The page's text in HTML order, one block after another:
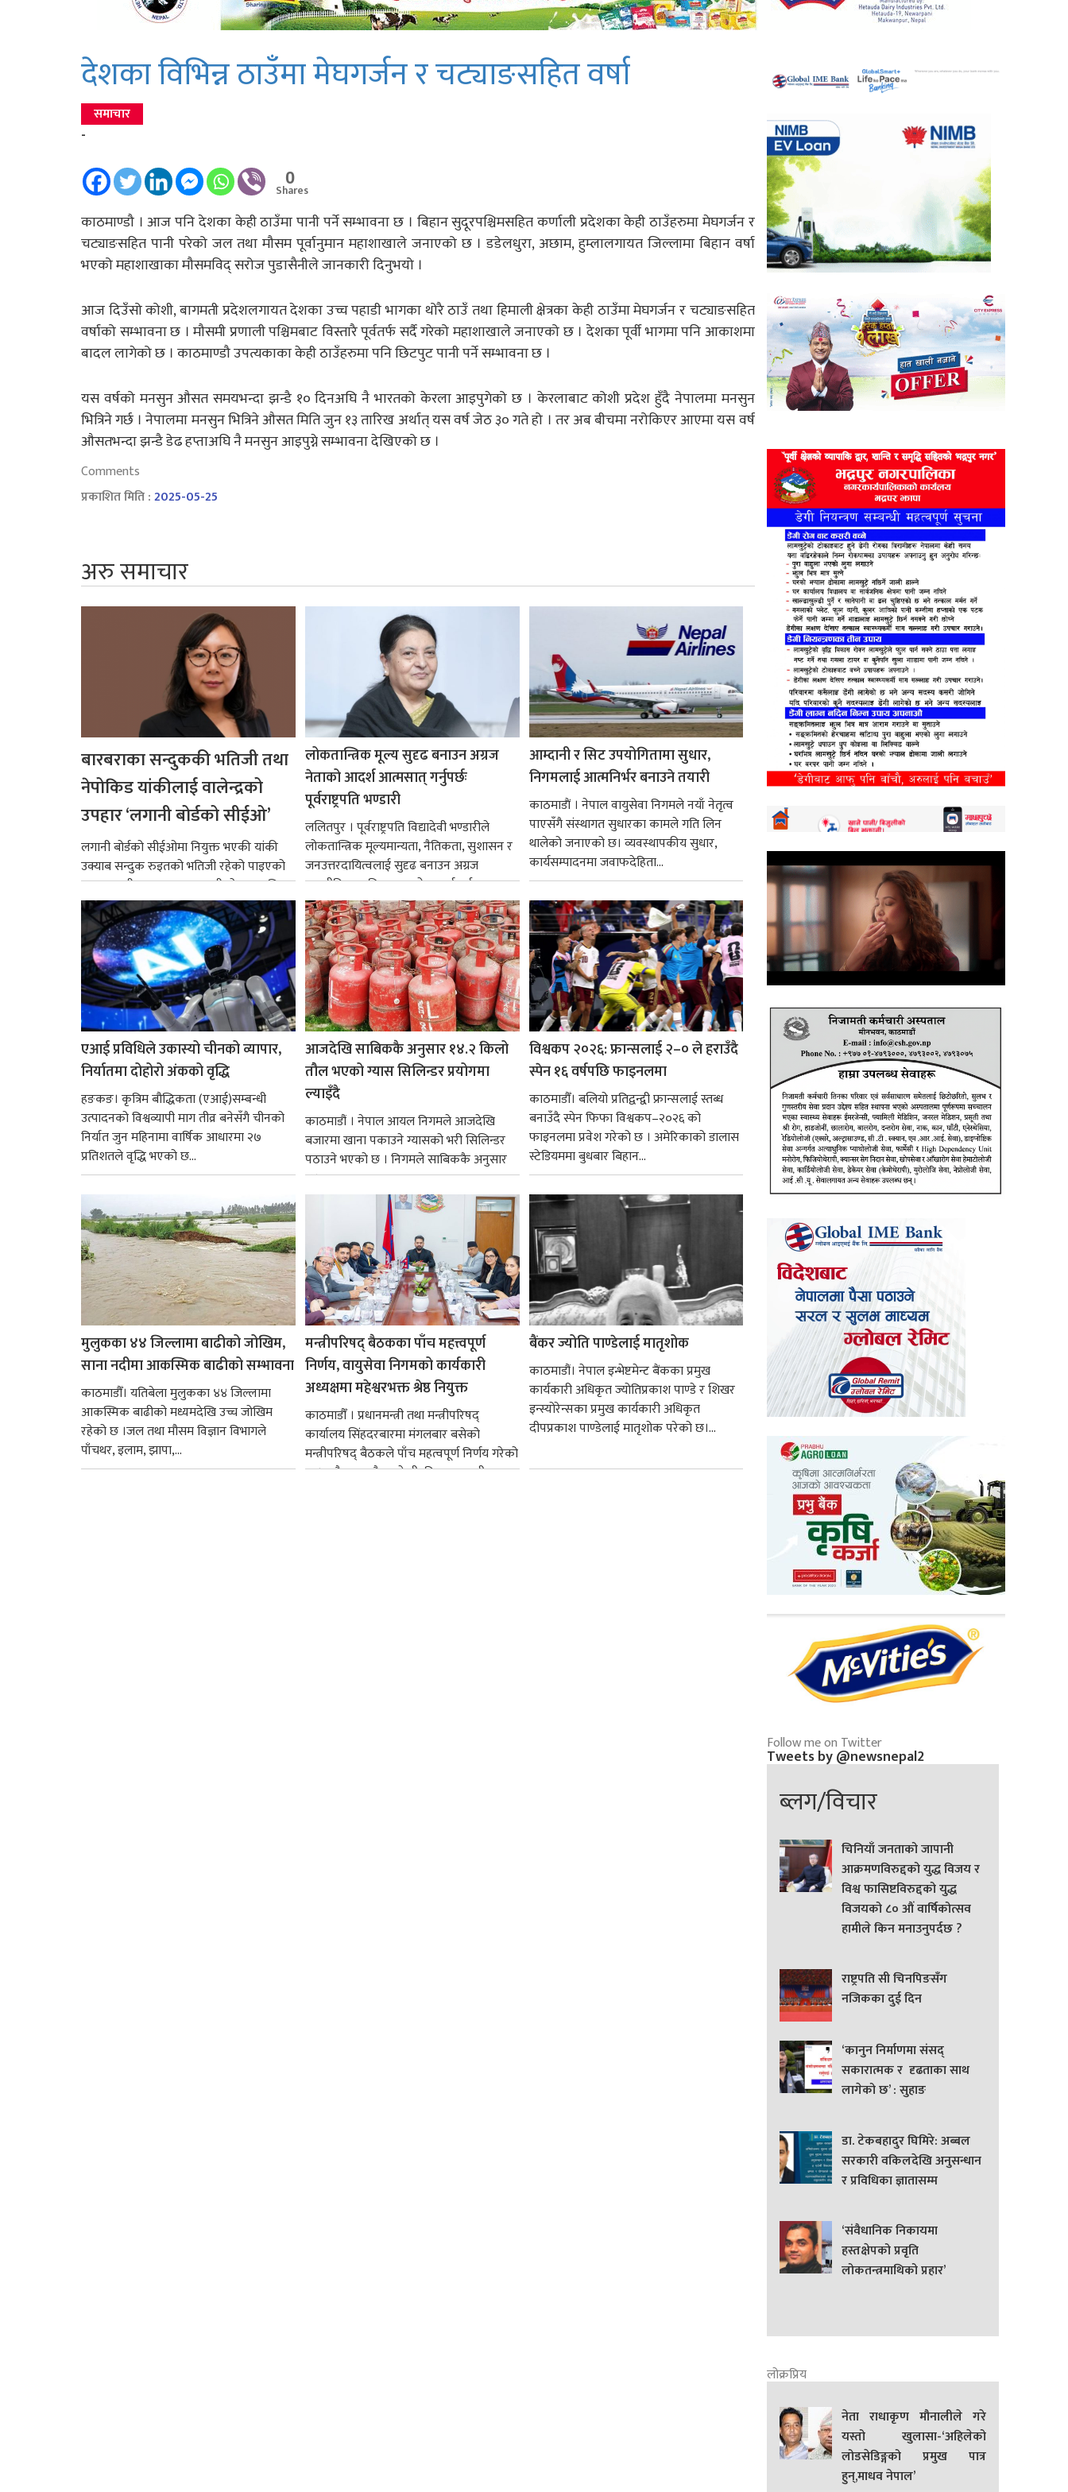
देशका विभिन्न ठाउँमा मेघगर्जन र चट्याङसहित वर्षा
समाचार
-
0
Shares
काठमाण्डौ । आज पनि देशका केही ठाउँमा पानी पर्ने सम्भावना छ । बिहान सुदूरपश्चिमसहित कर्णाली प्रदेशका केही ठाउँहरुमा मेघगर्जन र
चट्याङसहित पानी परेको जल तथा मौसम पूर्वानुमान महाशाखाले जनाएको छ । डडेलधुरा, अछाम, हुम्लालगायत जिल्लामा बिहान वर्षा
भएको महाशाखाका मौसमविद् सरोज पुडासैनीले जानकारी दिनुभयो ।
आज दिउँसो कोशी, बागमती प्रदेशलगायत देशका उच्च पहाडी भागका थोरै ठाउँ तथा हिमाली क्षेत्रका केही ठाउँमा मेघगर्जन र चट्याङसहित
वर्षाको सम्भावना छ । मौसमी प्रणाली पश्चिमबाट विस्तारै पूर्वतर्फ सर्दै गरेको महाशाखाले जनाएको छ । देशका पूर्वी भागमा पनि आकाशमा
बादल लागेको छ । काठमाण्डौ उपत्यकाका केही ठाउँहरुमा पनि छिटपुट पानी पर्ने सम्भावना छ ।
यस वर्षको मनसुन औसत समयभन्दा झन्डै १० दिनअघि नै भारतको केरला आइपुगेको छ । केरलाबाट कोशी प्रदेश हुँदै नेपालमा मनसुन
भित्रिने गर्छ । नेपालमा मनसुन भित्रिने औसत मिति जुन १३ तारिख अर्थात् यस वर्ष जेठ ३० गते हो । तर अब बीचमा नरोकिएर आएमा यस वर्ष
औसतभन्दा झन्डै डेढ हप्ताअघि नै मनसुन आइपुग्ने सम्भावना देखिएको छ ।
Comments
प्रकाशित मिति :2025-05-25
अरु समाचार
बारबराका सन्दुककी भतिजी तथा
नेपोकिड यांकीलाई वालेन्द्रको
उपहार ‘लगानी बोर्डको सीईओ’
लगानी बोर्डको सीईओमा नियुक्त भएकी यांकी
उक्याब सन्दुक रुइतको भतिजी रहेको पाइएको
छ। तत्कालीन समयमा महाकालीको अञ्चलाधिश
नै बनेका जोन...
लोकतान्त्रिक मूल्य सुदृढ बनाउन अग्रज
नेताको आदर्श आत्मसात् गर्नुपर्छः
पूर्वराष्ट्रपति भण्डारी
ललितपुर । पूर्वराष्ट्रपति विद्यादेवी भण्डारीले
लोकतान्त्रिक मूल्यमान्यता, नैतिकता, सुशासन र
जनउत्तरदायित्वलाई सुदृढ बनाउन अग्रज
राजनीतिक व्यक्तित्वहरूको आदर्शलाई आत्मसात्
गर्न आवश्यक...
आम्दानी र सिट उपयोगितामा सुधार,
निगमलाई आत्मनिर्भर बनाउने तयारी
काठमाडाैं । नेपाल वायुसेवा निगमले नयाँ नेतृत्व
पाएसँगै संस्थागत सुधारका कामले गति लिन
थालेको जनाएको छ। व्यवस्थापकीय सुधार,
कार्यसम्पादनमा जवाफदेहिता...
एआई प्रविधिले उकास्यो चीनको व्यापार,
निर्यातमा दोहोरो अंकको वृद्धि
हङकङ। कृत्रिम बौद्धिकता (एआई)सम्बन्धी
उत्पादनको विश्वव्यापी माग तीव्र बनेसँगै चीनको
निर्यात जुन महिनामा वार्षिक आधारमा २७
प्रतिशतले वृद्धि भएको छ...
आजदेखि साबिककै अनुसार १४.२ किलो
तौल भएको ग्यास सिलिन्डर प्रयोगमा
ल्याइँदै
काठमाडौं । नेपाल आयल निगमले आजदेखि
बजारमा खाना पकाउने ग्यासको भरी सिलिन्डर
पठाउने भएको छ । निगमले साबिककै अनुसार
१४.२...
विश्वकप २०२६: फ्रान्सलाई २–० ले हराउँदै
स्पेन १६ वर्षपछि फाइनलमा
काठमाडौँ। बलियो प्रतिद्वन्द्वी फ्रान्सलाई स्तब्ध
बनाउँदै स्पेन फिफा विश्वकप–२०२६ को
फाइनलमा प्रवेश गरेको छ । अमेरिकाको डालास
स्टेडियममा बुधबार बिहान...
मुलुकका ४४ जिल्लामा बाढीको जोखिम,
साना नदीमा आकस्मिक बाढीको सम्भावना
काठमाडौँ। यतिबेला मुलुकका ४४ जिल्लामा
आकस्मिक बाढीको मध्यमदेखि उच्च जोखिम
रहेको छ ।जल तथा मौसम विज्ञान विभागले
पाँचथर, इलाम, झापा,...
मन्त्रीपरिषद् बैठकका पाँच महत्त्वपूर्ण
निर्णय, वायुसेवा निगमको कार्यकारी
अध्यक्षमा महेश्वरभक्त श्रेष्ठ नियुक्त
काठमाडौँ । प्रधानमन्त्री तथा मन्त्रीपरिषद्
कार्यालय सिंहदरबारमा मंगलबार बसेको
मन्त्रीपरिषद् बैठकले पाँच महत्वपूर्ण निर्णय गरेको
छ । यसैक्रममा बैडकले बीउबिजनसम्बन्धी...
बैंकर ज्योति पाण्डेलाई मातृशोक
काठमाडौं। नेपाल इन्भेष्टमेन्ट बैंकका प्रमुख
कार्यकारी अधिकृत ज्योतिप्रकाश पाण्डे र शिखर
इन्स्योरेन्सका प्रमुख कार्यकारी अधिकृत
दीपप्रकाश पाण्डेलाई मातृशोक परेको छ।...
Follow me on Twitter
Tweets by @newsnepal2
ब्लग/विचार
चिनियाँ जनताको जापानी
आक्रमणविरुद्दको युद्ध विजय र
विश्व फासिष्टविरुद्दको युद्ध
विजयको ८० औं वार्षिकोत्सव
हामीले किन मनाउनुपर्दछ ?
राष्ट्रपति सी चिनपिङसँग
नजिकका दुई दिन
‘कानुन निर्माणमा संसद्
सकारात्मक र दृढताका साथ
लागेको छ’ : सुहाङ
डा. टेकबहादुर घिमिरे: अब्बल
सरकारी वकिलदेखि अनुसन्धान
र प्रविधिका ज्ञातासम्म
‘संवैधानिक निकायमा
हस्तक्षेपको प्रवृति
लोकतन्त्रमाथिको प्रहार’
लोक्रप्रिय
नेता राधाकृण मौनालीले गरे
यस्तो खुलासा-‘अहिलेको
लोडसेडिङ्गको प्रमुख पात्र
हुन्,माधव नेपाल’